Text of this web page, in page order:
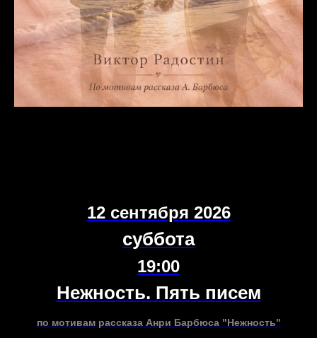
12 сентября 2026
суббота
19:00
Нежность. Пять писем
по мотивам рассказа Анри Барбюса "Нежность"